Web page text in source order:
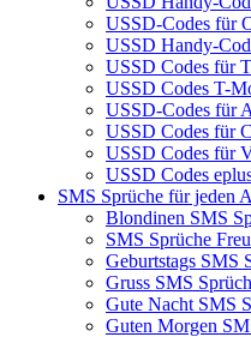
USSD-Codes für
USSD Handy-
USSD Codes für
USSD Codes T-
USSD-Codes für
USSD Codes für
USSD Codes für
USSD Codes
SMS Sprüche für jeden
Blondinen SMS
SMS Sprüche
Geburtstags SMS
Gruss SMS
Gute Nacht SMS
Guten Morgen